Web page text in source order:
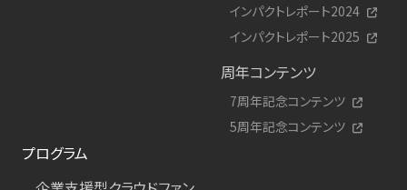
インパクトレポート2024
インパクトレポート2025
周年コンテンツ
7周年記念コンテンツ
5周年記念コンテンツ
プログラム